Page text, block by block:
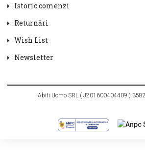
Istoric comenzi
Returnări
Wish List
Newsletter
Abiti Uomo SRL ( J201600404409 )